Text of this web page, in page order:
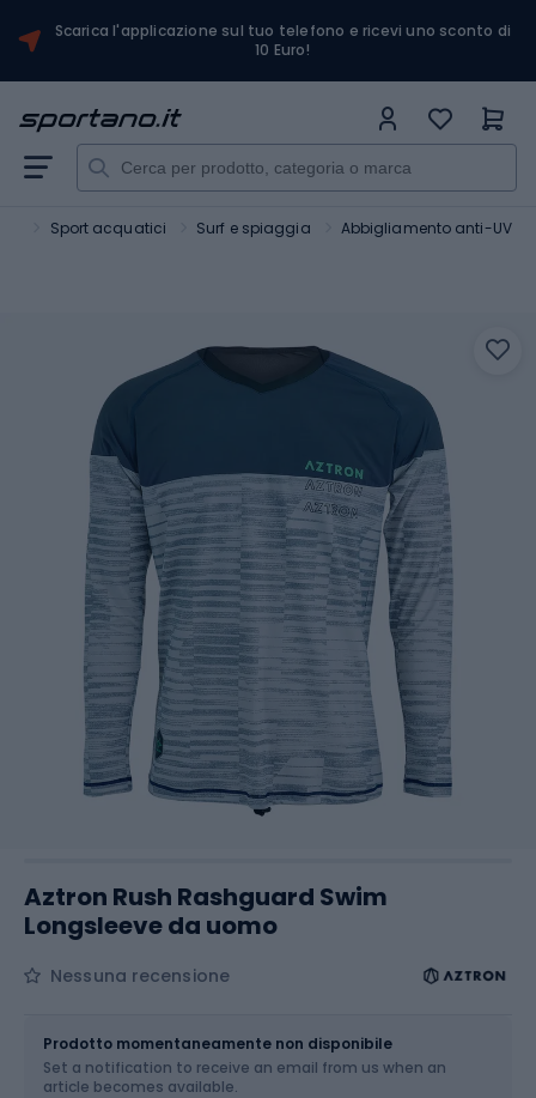
Scarica l'applicazione sul tuo telefono e ricevi uno sconto di
10 Euro!
Sport acquatici Surf e spiaggia Abbigliamento anti-UV
Aztron Rush Rashguard Swim
Longsleeve da uomo
Nessuna recensione
Scegli un'opzione...
Prodotto momentaneamente non disponibile
Set a notification to receive an email from us when an
article becomes available.